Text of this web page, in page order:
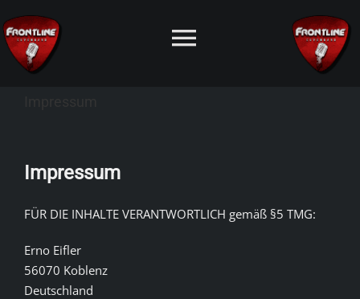
Inhalt
springen
Toggle
Impressum
FÜR DIE INHALTE VERANTWORTLICH gemäß §5 TMG:
Erno Eifler
56070 Koblenz
Deutschland